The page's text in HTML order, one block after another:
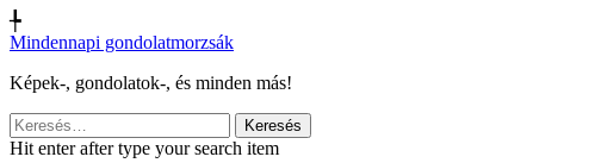
╄
Mindennapi gondolatmorzsák
Képek-, gondolatok-, és minden más!
Keresés:
Hit enter after type your search item